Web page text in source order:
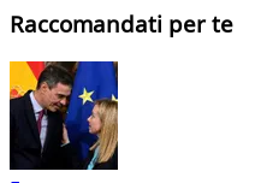
Raccomandati per te